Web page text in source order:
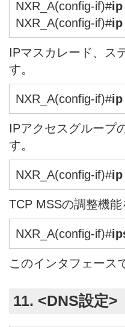
NXR_A(config-if)#ip
NXR_A(config-if)#
IPマスカレード、ス
す。
NXR_A(config-if)#ip
IPアクセスグループ
す。
NXR_A(config-if)#
TCP MSSの調整機能
NXR_A(config-if)#
このインタフェース
11. <DNS設定>